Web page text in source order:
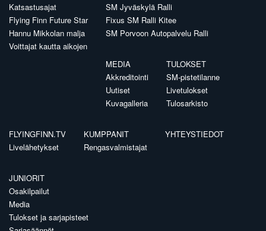
Katsastusajat
Flying Finn Future Star
Hannu Mikkolan malja
Voittajat kautta aikojen
SM Jyväskylä Ralli
Fixus SM Ralli Kitee
SM Porvoon Autopalvelu Ralli
MEDIA
Akkreditointi
Uutiset
Kuvagalleria
TULOKSET
SM-pistetilanne
Livetulokset
Tulosarkisto
FLYINGFINN.TV
Livelähetykset
KUMPPANIT
Rengasvalmistajat
YHTEYSTIEDOT
JUNIORIT
Osakilpailut
Media
Tulokset ja sarjapisteet